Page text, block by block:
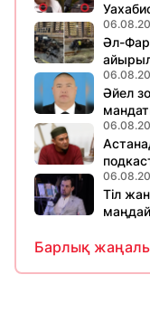
Әл-
Әйел
Тіл
Барлық